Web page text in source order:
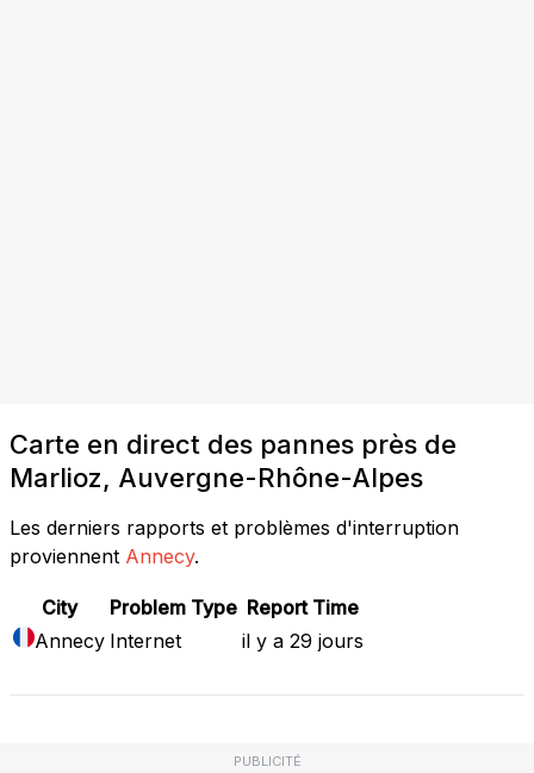
Carte en direct des pannes près de
Marlioz, Auvergne-Rhône-Alpes
Les derniers rapports et problèmes d'interruption
proviennent Annecy.
City Problem Type Report Time
Annecy Internet il y a 29 jours
PUBLICITÉ